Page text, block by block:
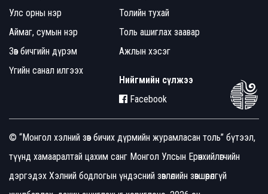
Улс орны нэр
Аймаг, сумын нэр
Зөв бичгийн дүрэм
Үгийн санал илгээх
Толийн тухай
Толь ашиглах заавар
Ажлын хэсэг
Нийгмийн сүлжээ
Facebook
© “Монгол хэлний зөв бичих дүрмийн журамласан толь” бүтээл,
түүнд хамааралтай цахим санг Монгол Улсын Ерөнхийлөгчийн
дэргэдэх Хэлний бодлогын үндэсний зөвлөлийн зөвшөөрөлгүй